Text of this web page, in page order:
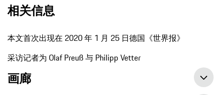
相关信息
本文首次出现在 2020 年 1 月 25 日德国《世界报》
采访记者为 Olaf Preuß 与 Philipp Vetter
画廊